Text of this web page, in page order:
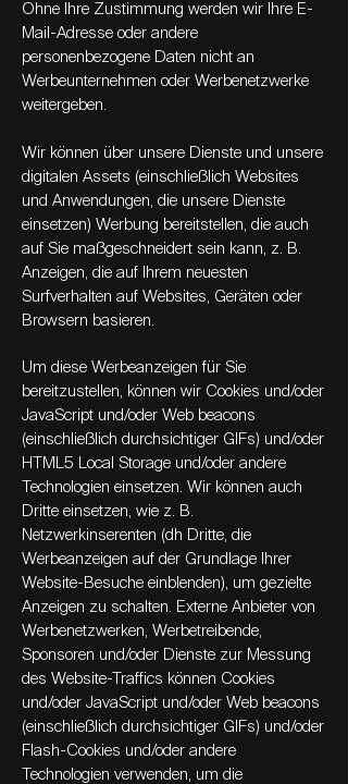
Ohne Ihre Zustimmung werden wir Ihre E-
Mail-Adresse oder andere
personenbezogene Daten nicht an
Werbeunternehmen oder Werbenetzwerke
weitergeben.
Wir können über unsere Dienste und unsere
digitalen Assets (einschließlich Websites
und Anwendungen, die unsere Dienste
einsetzen) Werbung bereitstellen, die auch
auf Sie maßgeschneidert sein kann, z. B.
Anzeigen, die auf Ihrem neuesten
Surfverhalten auf Websites, Geräten oder
Browsern basieren.
Um diese Werbeanzeigen für Sie
bereitzustellen, können wir Cookies und/oder
JavaScript und/oder Web beacons
(einschließlich durchsichtiger GIFs) und/oder
HTML5 Local Storage und/oder andere
Technologien einsetzen. Wir können auch
Dritte einsetzen, wie z. B.
Netzwerkinserenten (dh Dritte, die
Werbeanzeigen auf der Grundlage Ihrer
Website-Besuche einblenden), um gezielte
Anzeigen zu schalten. Externe Anbieter von
Werbenetzwerken, Werbetreibende,
Sponsoren und/oder Dienste zur Messung
des Website-Traffics können Cookies
und/oder JavaScript und/oder Web beacons
(einschließlich durchsichtiger GIFs) und/oder
Flash-Cookies und/oder andere
Technologien verwenden, um die